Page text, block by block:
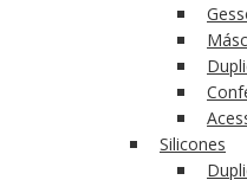
Silicones